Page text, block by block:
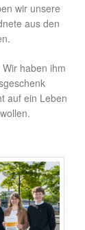
wir unsere
aus den
haben ihm
auf ein Leben